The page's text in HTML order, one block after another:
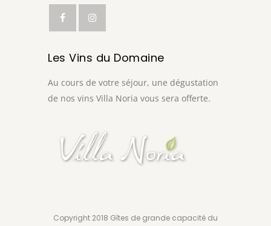
Les Vins du Domaine
Au cours de votre séjour, une dégustation
de nos vins Villa Noria vous sera offerte.
Copyright 2018 Gîtes de grande capacité du